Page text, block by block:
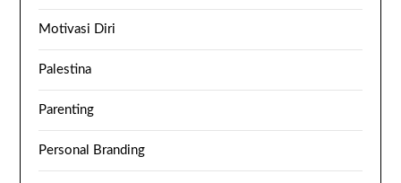
Motivasi Diri
Palestina
Parenting
Personal Branding